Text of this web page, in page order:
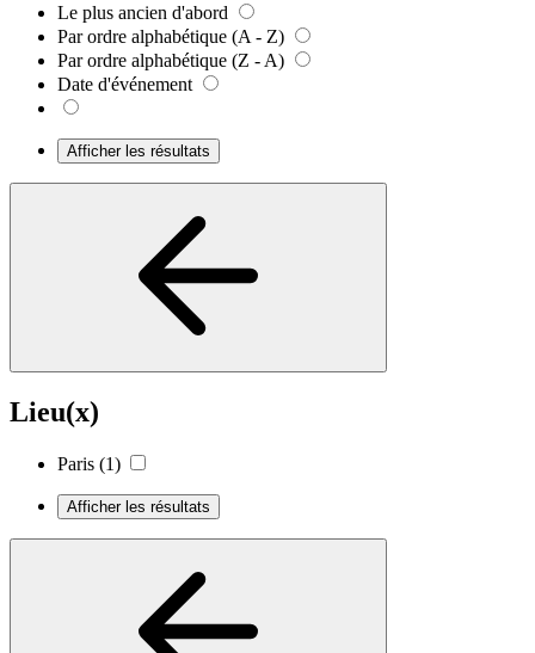
Le plus ancien d'abord
Par ordre alphabétique (A - Z)
Par ordre alphabétique (Z - A)
Date d'événement
Afficher les résultats
Lieu(x)
Paris (1)
Afficher les résultats